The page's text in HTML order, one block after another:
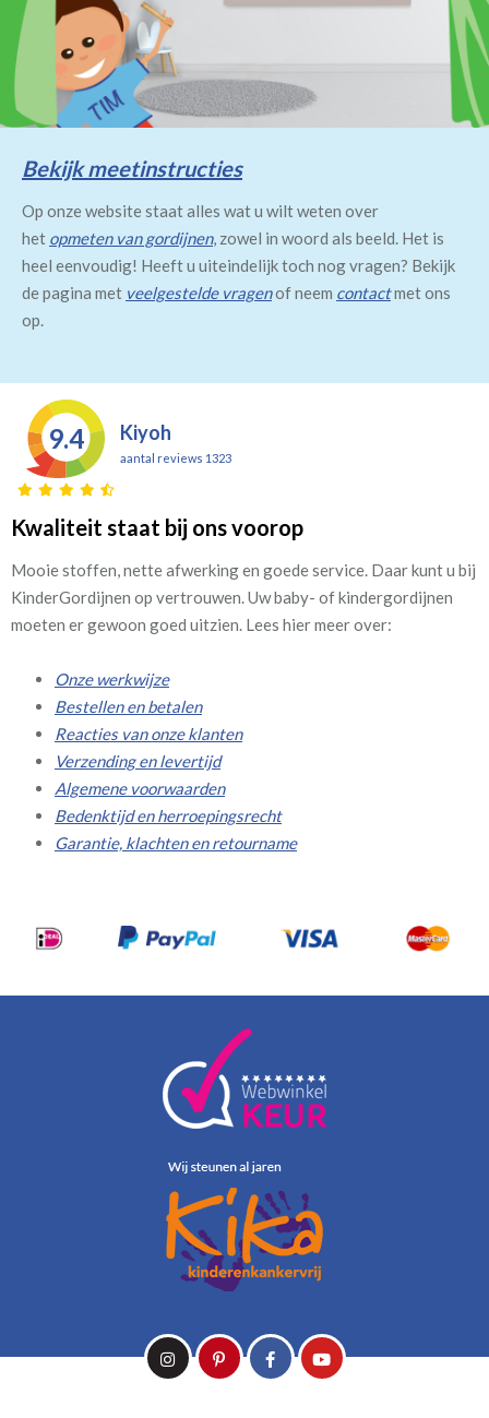
Bekijk meetinstructies
Op onze website staat alles wat u wilt weten over
het opmeten van gordijnen, zowel in woord als beeld. Het is
heel eenvoudig! Heeft u uiteindelijk toch nog vragen? Bekijk
de pagina met veelgestelde vragenof neem contactmet ons
op.
9.4 Kiyoh
aantal reviews 1323
Kwaliteit staat bij ons voorop
Mooie stoffen, nette afwerking en goede service. Daar kunt u bij
KinderGordijnen op vertrouwen. Uw baby- of kindergordijnen
moeten er gewoon goed uitzien. Lees hier meer over:
Onze werkwijze
Bestellen en betalen
Reacties van onze klanten
Verzending en levertijd
Algemene voorwaarden
Bedenktijd en herroepingsrecht
Garantie, klachten en retourname